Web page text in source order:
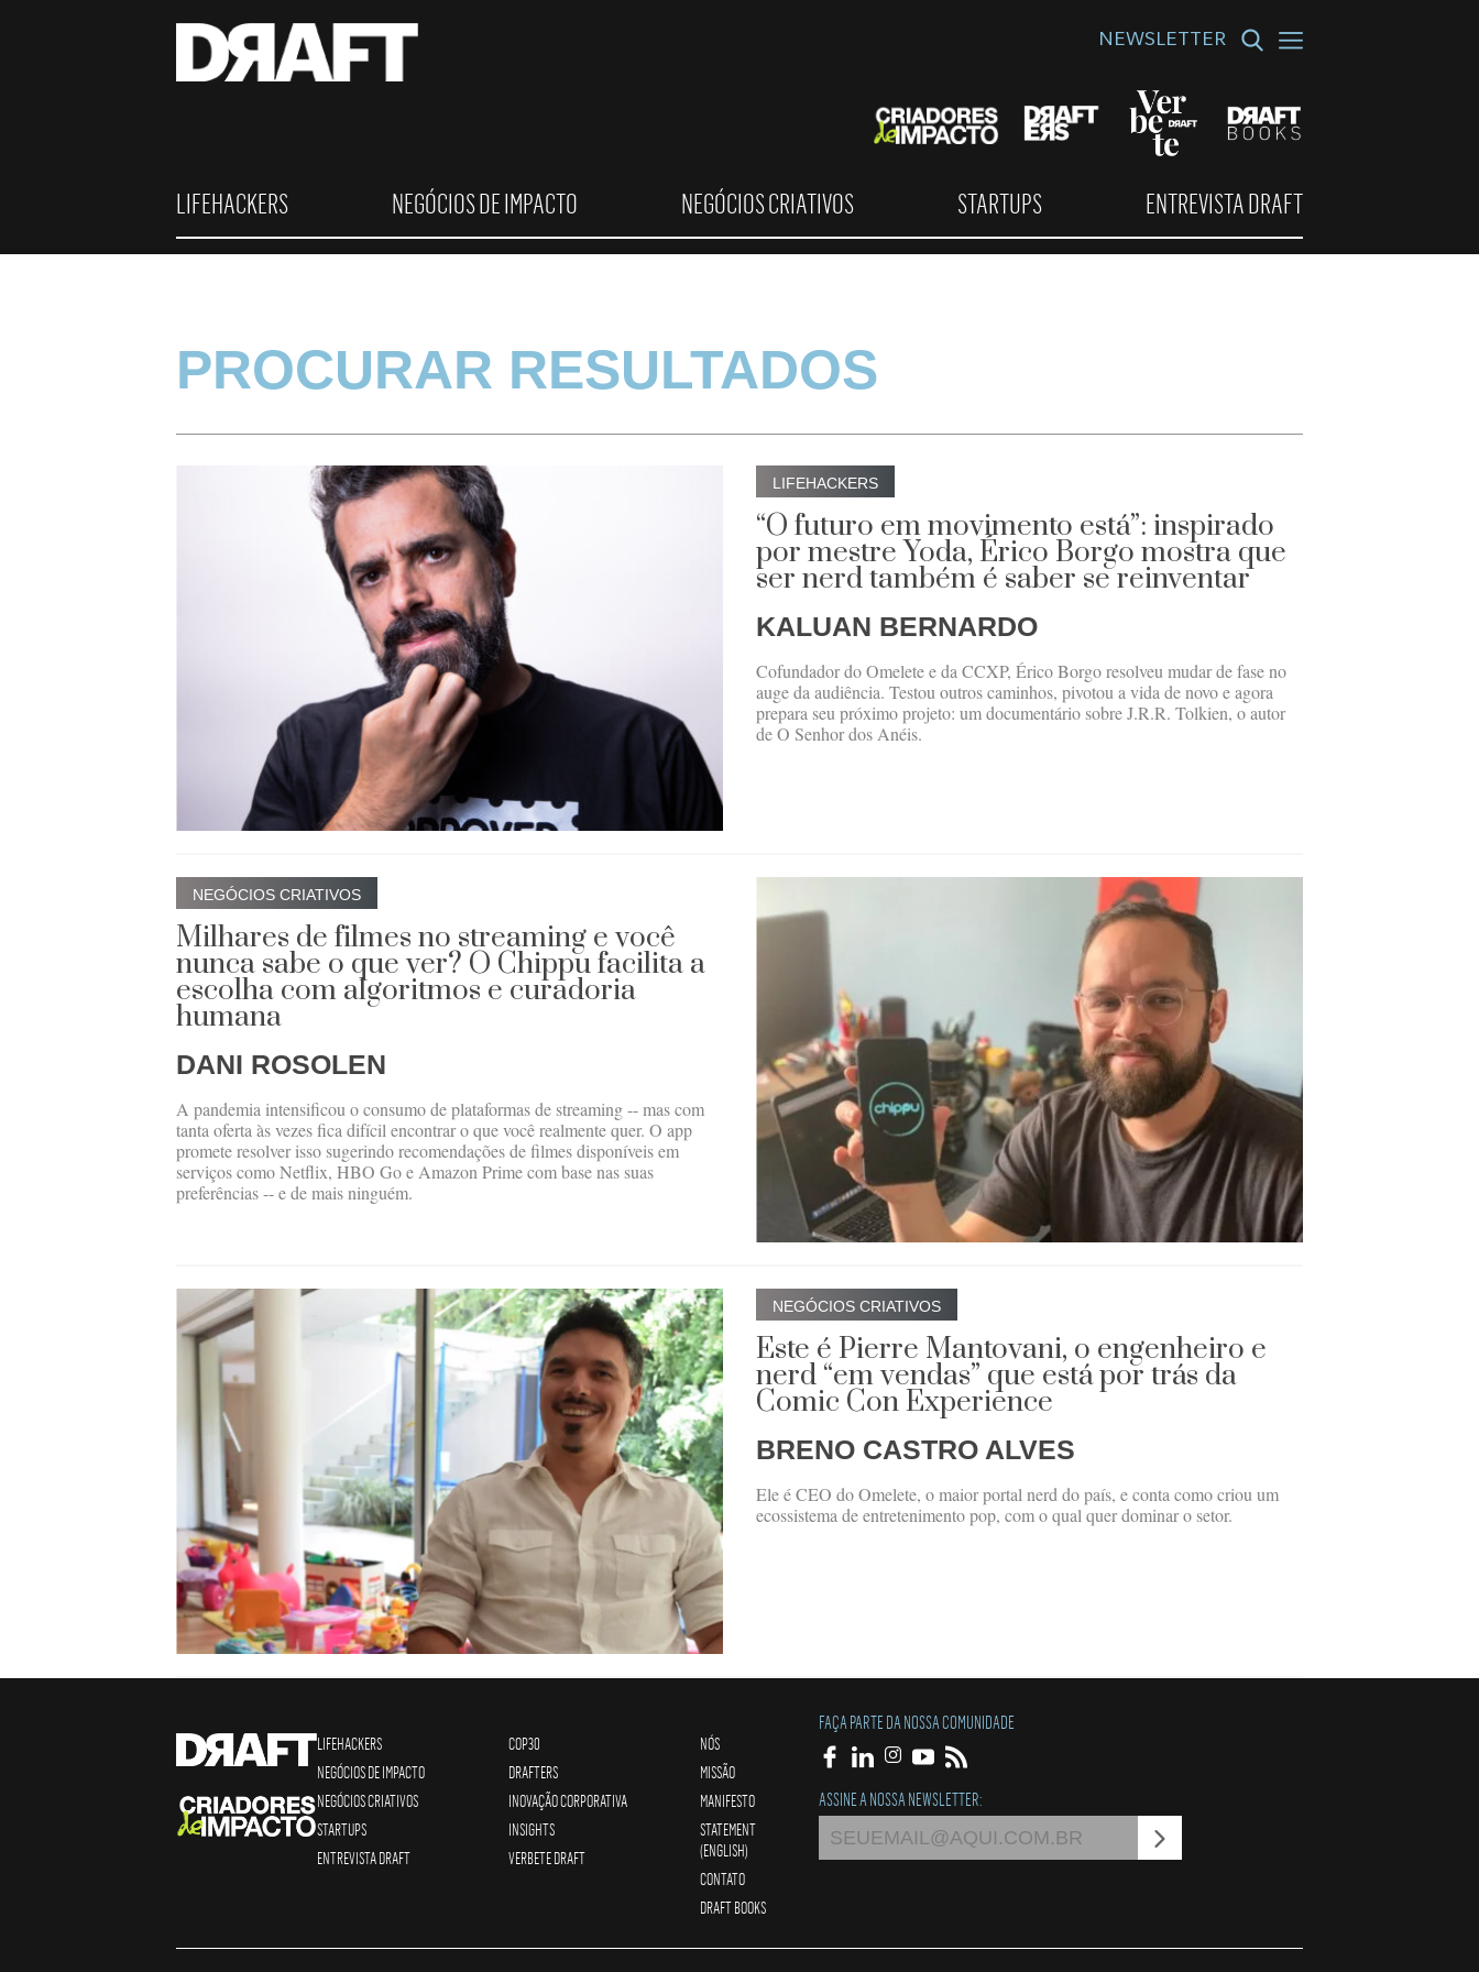
NEWSLETTER
LIFEHACKERS NEGÓCIOS DE IMPACTO NEGÓCIOS CRIATIVOS STARTUPS ENTREVISTA DRAFT
PROCURAR RESULTADOS
LIFEHACKERS
“O futuro em movimento está”: inspirado
por mestre Yoda, Érico Borgo mostra que
ser nerd também é saber se reinventar
KALUAN BERNARDO
Cofundador do Omelete e da CCXP, Érico Borgo resolveu mudar de fase no
auge da audiência. Testou outros caminhos, pivotou a vida de novo e agora
prepara seu próximo projeto: um documentário sobre J.R.R. Tolkien, o autor
de O Senhor dos Anéis.
NEGÓCIOS CRIATIVOS
Milhares de filmes no streaming e você
nunca sabe o que ver? O Chippu facilita a
escolha com algoritmos e curadoria
humana
DANI ROSOLEN
A pandemia intensificou o consumo de plataformas de streaming -- mas com
tanta oferta às vezes fica difícil encontrar o que você realmente quer. O app
promete resolver isso sugerindo recomendações de filmes disponíveis em
serviços como Netflix, HBO Go e Amazon Prime com base nas suas
preferências -- e de mais ninguém.
NEGÓCIOS CRIATIVOS
Este é Pierre Mantovani, o engenheiro e
nerd “em vendas” que está por trás da
Comic Con Experience
BRENO CASTRO ALVES
Ele é CEO do Omelete, o maior portal nerd do país, e conta como criou um
ecossistema de entretenimento pop, com o qual quer dominar o setor.
LIFEHACKERS
NEGÓCIOS DE IMPACTO
NEGÓCIOS CRIATIVOS
STARTUPS
ENTREVISTA DRAFT
COP30
DRAFTERS
INOVAÇÃO CORPORATIVA
INSIGHTS
VERBETE DRAFT
NÓS
MISSÃO
MANIFESTO
STATEMENT
(ENGLISH)
CONTATO
DRAFT BOOKS
FAÇA PARTE DA NOSSA COMUNIDADE
ASSINE A NOSSA NEWSLETTER: